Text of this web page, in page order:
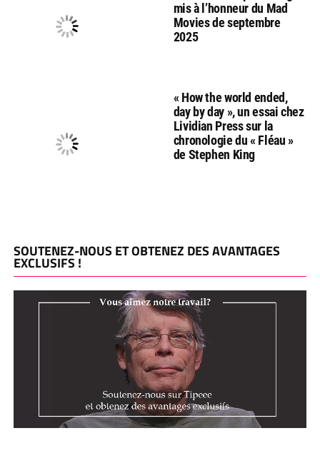
mis à l’honneur du Mad
Movies de septembre
2025
« How the world ended,
day by day », un essai chez
Lividian Press sur la
chronologie du « Fléau »
de Stephen King
SOUTENEZ-NOUS ET OBTENEZ DES AVANTAGES
EXCLUSIFS !